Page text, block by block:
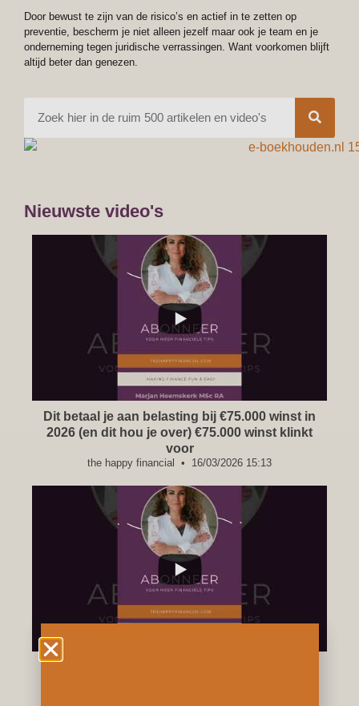
Door bewust te zijn van de risico’s en actief in te zetten op
preventie, bescherm je niet alleen jezelf maar ook je team en je
onderneming tegen juridische verrassingen. Want voorkomen blijft
altijd beter dan genezen.
Nieuwste video's
...
Dit betaal je aan belasting bij €75.000 winst in
2026 (en dit hou je over) €75.000 winst klinkt
voor
the happy financial 16/03/2026 15:13
...